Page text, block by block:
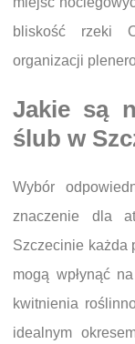
bliskość rzeki
organizacji
Jakie są
ślub w
Wybór
znaczenie dla
Szczecinie każda
mogą wpłynąć
kwitnienia
idealnym